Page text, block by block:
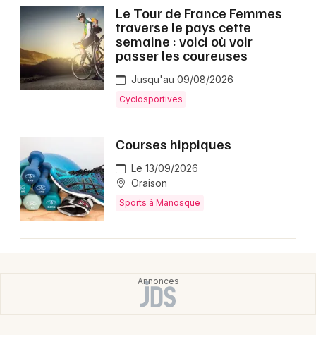
Activité & Expérience
Manifestations
Spectacles
Concerts
Sports
Lyon
Marseille
Mulhouse
Nantes
Nice
Paris
Strasbourg
Le Tour de France Femmes
traverse le pays cette
semaine : voici où voir
passer les coureuses
Jusqu'au 09/08/2026
Cyclosportives
Courses hippiques
Le 13/09/2026
Oraison
Sports à Manosque
Quand ?
Effacer les dates
Aujourd'hui
Demain Ce week-end Autre